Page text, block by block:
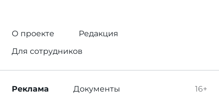
О проекте
Редакция
Для сотрудников
16+
Реклама Документы